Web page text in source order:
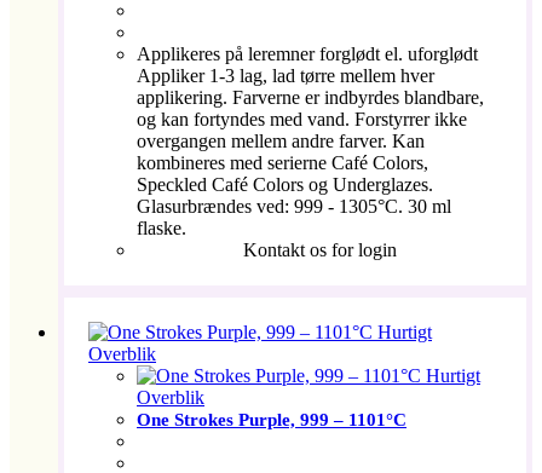
Applikeres på leremner forglødt el. uforglødt
Appliker 1-3 lag, lad tørre mellem hver
applikering. Farverne er indbyrdes blandbare,
og kan fortyndes med vand. Forstyrrer ikke
overgangen mellem andre farver. Kan
kombineres med serierne Café Colors,
Speckled Café Colors og Underglazes.
Glasurbrændes ved: 999 - 1305°C. 30 ml
flaske.
Kontakt os for login
Hurtigt
Overblik
Hurtigt
Overblik
One Strokes Purple, 999 – 1101°C